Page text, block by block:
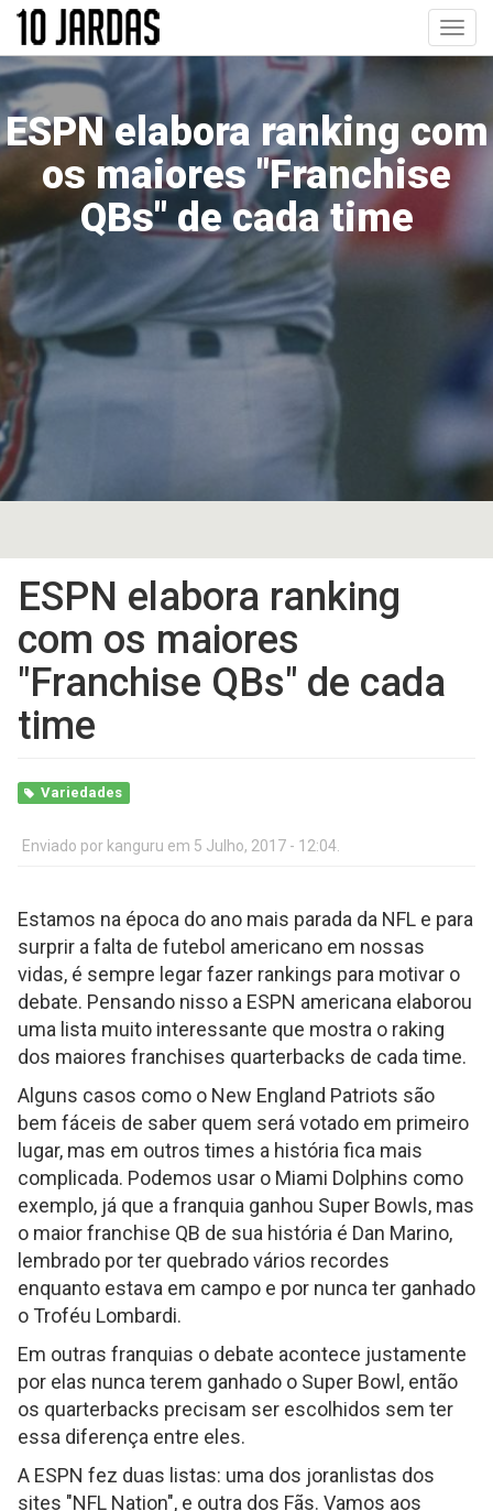
Pular
o
conteúdo
principal
ESPN elabora ranking com
os maiores "Franchise
QBs" de cada time
ESPN elabora ranking
com os maiores
"Franchise QBs" de cada
time
Variedades
Enviado por kanguru em 5 Julho, 2017 - 12:04.
Estamos na época do ano mais parada da NFL e para
surprir a falta de futebol americano em nossas
vidas, é sempre legar fazer rankings para motivar o
debate. Pensando nisso a ESPN americana elaborou
uma lista muito interessante que mostra o raking
dos maiores franchises quarterbacks de cada time.
Alguns casos como o New England Patriots são
bem fáceis de saber quem será votado em primeiro
lugar, mas em outros times a história fica mais
complicada. Podemos usar o Miami Dolphins como
exemplo, já que a franquia ganhou Super Bowls, mas
o maior franchise QB de sua história é Dan Marino,
lembrado por ter quebrado vários recordes
enquanto estava em campo e por nunca ter ganhado
o Troféu Lombardi.
Em outras franquias o debate acontece justamente
por elas nunca terem ganhado o Super Bowl, então
os quarterbacks precisam ser escolhidos sem ter
essa diferença entre eles.
A ESPN fez duas listas: uma dos joranlistas dos
sites "NFL Nation", e outra dos Fãs. Vamos aos